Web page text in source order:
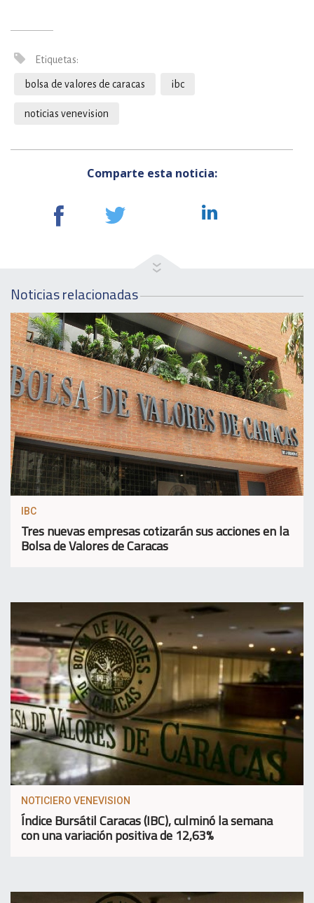
Etiquetas:
bolsa de valores de caracas ibc
noticias venevision
Comparte esta noticia:
Noticias relacionadas
IBC
Tres nuevas empresas cotizarán sus acciones en la
Bolsa de Valores de Caracas
NOTICIERO VENEVISION
Índice Bursátil Caracas (IBC), culminó la semana
con una variación positiva de 12,63%